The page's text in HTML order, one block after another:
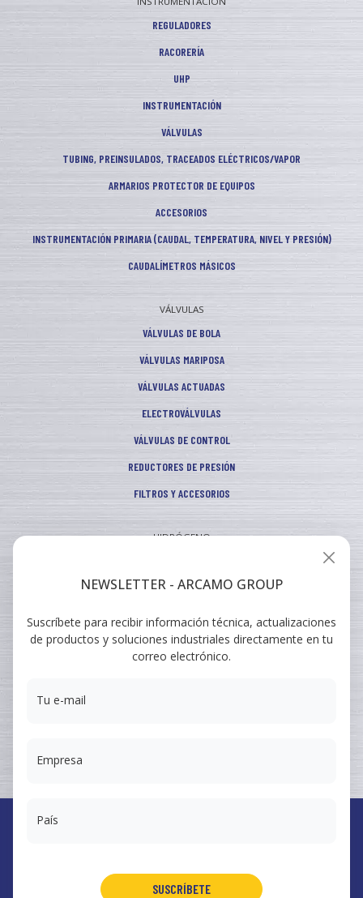
REGULADORES
RACORERÍA
UHP
INSTRUMENTACIÓN
VÁLVULAS
TUBING, PREINSULADOS, TRACEADOS ELÉCTRICOS/VAPOR
ARMARIOS PROTECTOR DE EQUIPOS
ACCESORIOS
INSTRUMENTACIÓN PRIMARIA (CAUDAL, TEMPERATURA, NIVEL Y PRESIÓN)
CAUDALÍMETROS MÁSICOS
VÁLVULAS
VÁLVULAS DE BOLA
VÁLVULAS MARIPOSA
VÁLVULAS ACTUADAS
ELECTROVÁLVULAS
VÁLVULAS DE CONTROL
REDUCTORES DE PRESIÓN
FILTROS Y ACCESORIOS
HIDRÓGENO
VEHICULAR
FORMACIONES
EspañaArcamo Controls, S.A.
NEWSLETTER - ARCAMO GROUP
Suscríbete para recibir información técnica, actualizaciones
de productos y soluciones industriales directamente en tu
correo electrónico.
Tu e-mail
Empresa
País
SUSCRÍBETE